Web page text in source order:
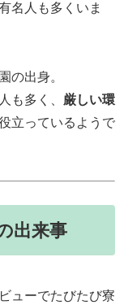
名人も多くいま
の出身。
も多く、 厳しい環
立っているようで
出来事
ューでたびたび寮